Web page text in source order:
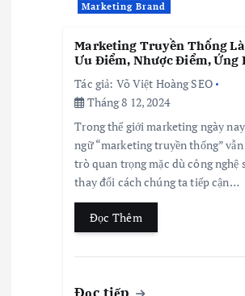
Marketing Brand
Marketing Truyền Thống
Ưu Điểm, Nhược Điểm, Ứng
Tác giả: Võ Việt Hoàng SEO
Tháng 8 12, 2024
Trong thế giới marketing ngày
ngữ “marketing truyền thống”
trò quan trọng mặc dù công nghệ
thay đổi cách chúng ta tiếp cận…
Đọc Thêm
Đọc tiếp